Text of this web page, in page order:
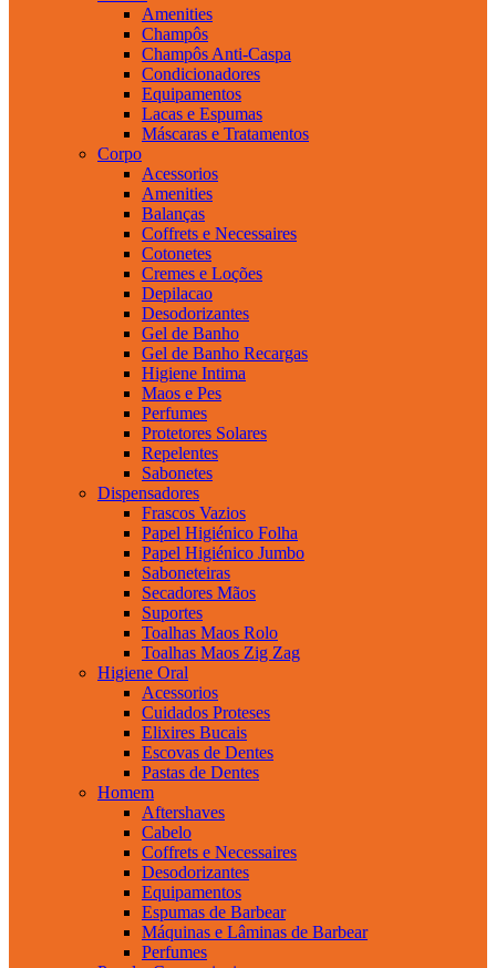
Amenities
Champôs
Champôs Anti-Caspa
Condicionadores
Equipamentos
Lacas e Espumas
Máscaras e Tratamentos
Corpo
Acessorios
Amenities
Balanças
Coffrets e Necessaires
Cotonetes
Cremes e Loções
Depilacao
Desodorizantes
Gel de Banho
Gel de Banho Recargas
Higiene Intima
Maos e Pes
Perfumes
Protetores Solares
Repelentes
Sabonetes
Dispensadores
Frascos Vazios
Papel Higiénico Folha
Papel Higiénico Jumbo
Saboneteiras
Secadores Mãos
Suportes
Toalhas Maos Rolo
Toalhas Maos Zig Zag
Higiene Oral
Acessorios
Cuidados Proteses
Elixires Bucais
Escovas de Dentes
Pastas de Dentes
Homem
Aftershaves
Cabelo
Coffrets e Necessaires
Desodorizantes
Equipamentos
Espumas de Barbear
Máquinas e Lâminas de Barbear
Perfumes